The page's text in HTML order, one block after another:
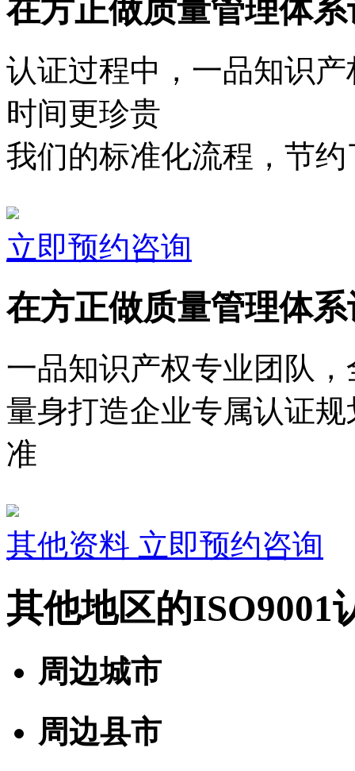
在方正做质量管理体
认证过程中，一品知识
时间更珍贵
我们的标准化流程，节
立即预约咨询
在方正做质量管理体
一品知识产权专业团队
量身打造企业专属认证
准
其他资料 立即预约咨询
其他地区的ISO9001
周边城市
周边县市